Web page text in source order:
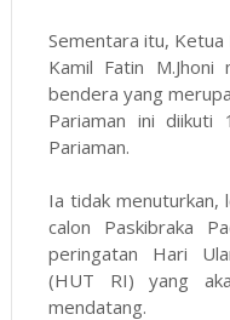
Sementara itu, Ketua
Kamil Fatin M.Jhoni
bendera yang
Pariaman ini diikuti
Pariaman.
Ia tidak menuturkan,
calon Paskibraka
peringatan Hari
(HUT RI) yang
mendatang.